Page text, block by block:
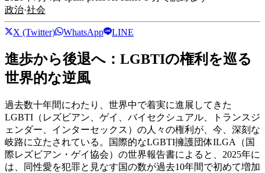
政治·社会
X (Twitter) WhatsApp LINE
進歩から後退へ：LGBTIの権利を巡る
世界的な逆風
過去数十年間にわたり、世界中で着実に進展してきた
LGBTI（レズビアン、ゲイ、バイセクシュアル、トランスジ
ェンダー、インターセックス）の人々の権利が、今、深刻な
岐路に立たされている。国際的なLGBTI擁護団体ILGA（国
際レズビアン・ゲイ協会）の世界報告書によると、2025年に
は、同性愛を犯罪と見なす国の数が過去10年間で初めて増加